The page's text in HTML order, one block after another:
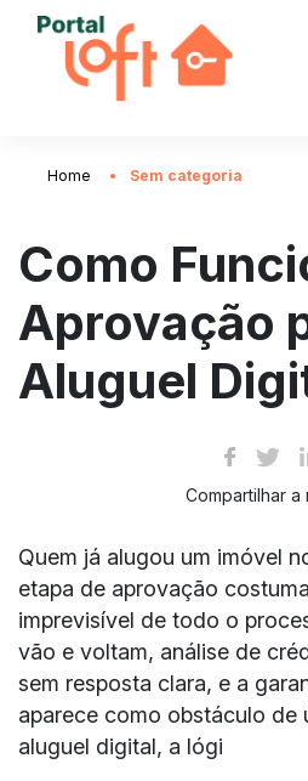
Home Sem categoria
Como
Aprovação
Aluguel
Compartilhar a
Quem já alugou um imóvel
etapa de aprovação
imprevisível de todo o
vão e voltam, análise de
sem resposta clara, e a
aparece como obstáculo de
aluguel digital, a lógi